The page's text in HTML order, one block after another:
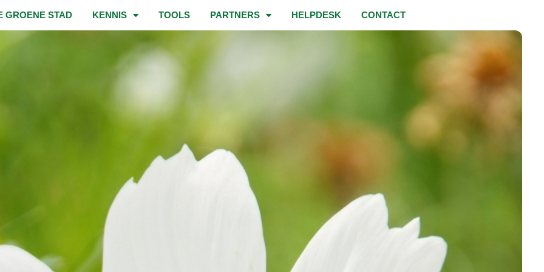
GROENE STAD KENNIS TOOLS PARTNERS HELPDESK CONTACT